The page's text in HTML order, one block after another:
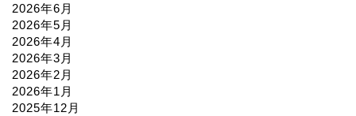
2026年6月
2026年5月
2026年4月
2026年3月
2026年2月
2026年1月
2025年12月